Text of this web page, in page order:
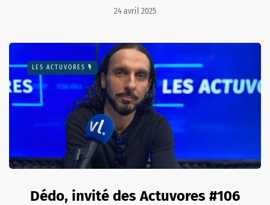
24 avril 2025
LES ACTUVORES 🎙
Dédo, invité des Actuvores #106